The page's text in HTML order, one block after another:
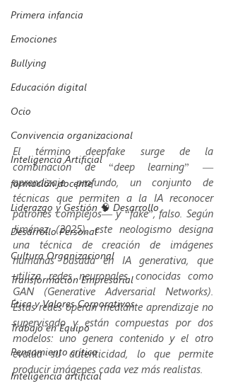
Primera infancia
Emociones
Bullying
Educación digital
Ocio
Convivencia organizacional
Inteligencia Artificial
formación docente
Liderazgo y Gestión 🧠 Desarrollo
Desarrollo Personal
Cultura Organizacional
Transformación Empresarial
Ética y Valores Corporativos
Trabajo en Equipo
Pensamiento crítico
Inteligencia artificial
El término deepfake surge de la
combinación de “deep learning” —
aprendizaje profundo, un conjunto de
técnicas que permiten a la IA reconocer
patrones complejos— y “fake”, falso. Según
Jiménez (2025), este neologismo designa
una técnica de creación de imágenes
humanas basada en IA generativa, que
utiliza redes neuronales conocidas como
GAN (Generative Adversarial Networks).
Estas redes operan mediante aprendizaje no
supervisado y están compuestas por dos
modelos: uno genera contenido y el otro
evalúa su autenticidad, lo que permite
producir imágenes cada vez más realistas.